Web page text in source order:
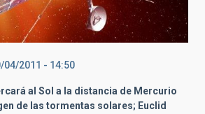
04/2011 - 14:50
al Sol a la distancia de Mercurio
de las tormentas solares; Euclid